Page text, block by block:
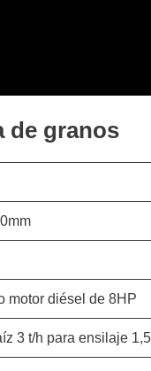
de granos
motor diésel de 8HP
3 t/h para ensilaje